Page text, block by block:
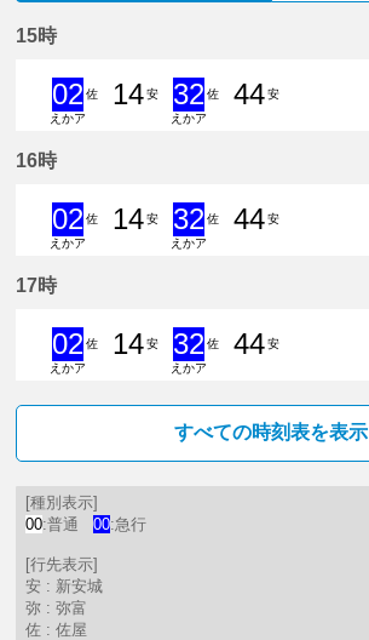
15時
02
2分はつ 急行佐屋いき
佐
えかア
14安
32佐
えかア
44安
16時
02
2分はつ 急行佐屋いき
佐
えかア
14安
32佐
えかア
44安
17時
02
2分はつ 急行佐屋いき
佐
えかア
14安
32佐
えかア
44安
すべての時刻表を表示
[種別表示]
00:普通 00:急行
[行先表示]
安 : 新安城
弥 : 弥富
佐 : 佐屋